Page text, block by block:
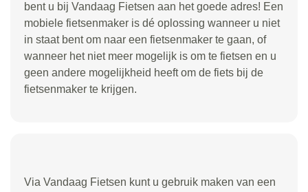
bent u bij Vandaag Fietsen aan het goede adres! Een
mobiele fietsenmaker is dé oplossing wanneer u niet
in staat bent om naar een fietsenmaker te gaan, of
wanneer het niet meer mogelijk is om te fietsen en u
geen andere mogelijkheid heeft om de fiets bij de
fietsenmaker te krijgen.
Via Vandaag Fietsen kunt u gebruik maken van een